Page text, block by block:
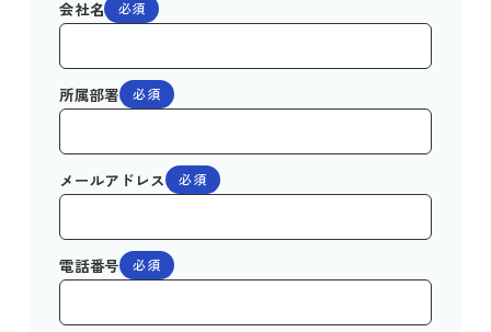
会社名 必須
所属部署 必須
メールアドレス 必須
電話番号 必須